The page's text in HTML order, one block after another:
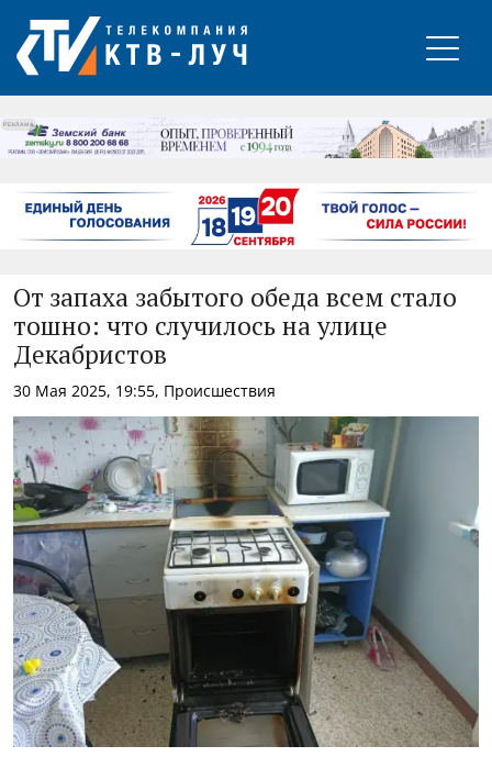
РЕКЛАМА
От запаха забытого обеда всем стало
тошно: что случилось на улице
Декабристов
30 Мая 2025, 19:55, Происшествия